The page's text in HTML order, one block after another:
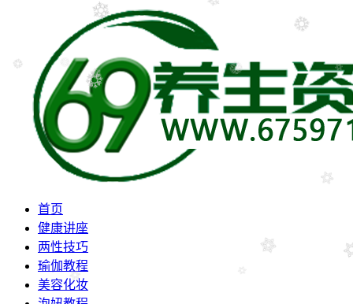
首页
健康讲座
两性技巧
瑜伽教程
美容化妆